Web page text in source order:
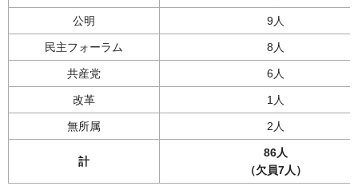
公明 9人
民主フォーラム 8人
共産党 6人
改革 1人
無所属 2人
計
86人
（欠員7人）